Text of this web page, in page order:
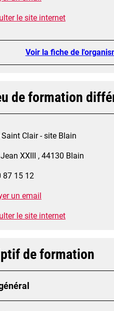
le site internet
Voir la fiche de
de formation
Saint Clair - site Blain
XXIII , 44130 Blain
87 15 12
un email
le site internet
de formation